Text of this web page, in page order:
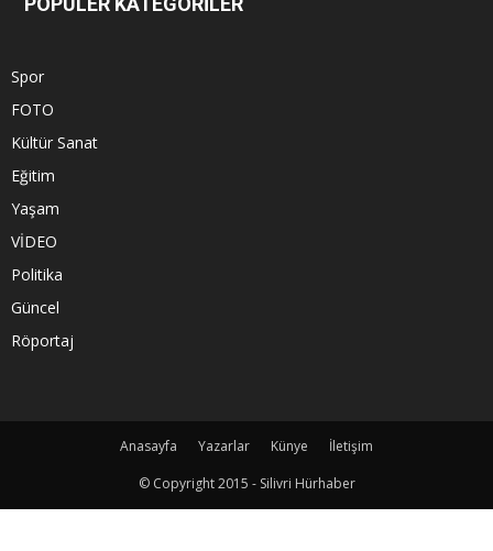
Spor
FOTO
Kültür Sanat
Eğitim
Yaşam
VİDEO
Politika
Güncel
Röportaj
Anasayfa Yazarlar Künye
İletişim
© Copyright 2015 - Silivri Hürhaber